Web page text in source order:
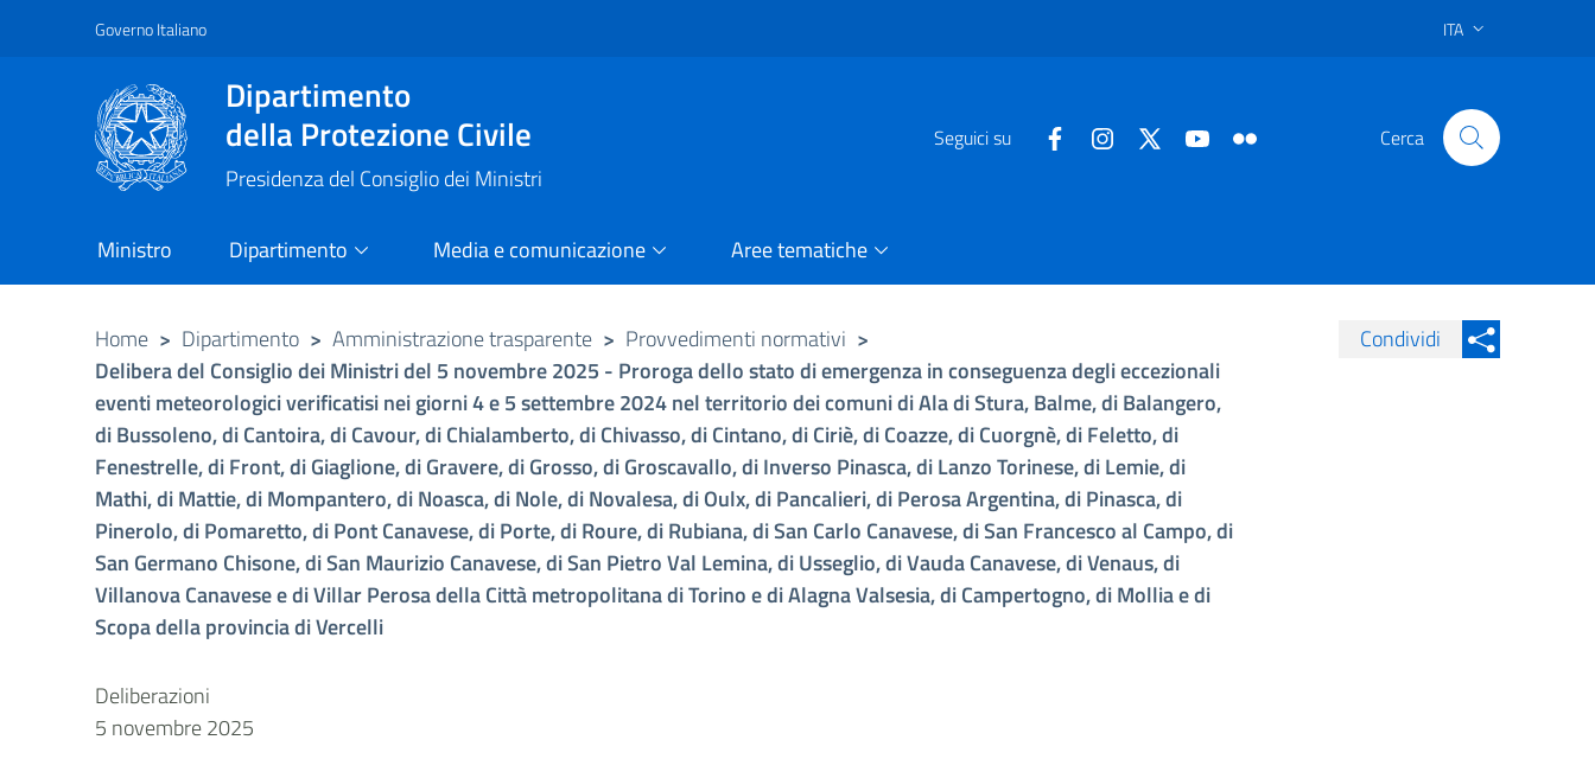
Vai al contenuto principale
Raggiungi il piè di pagina
Governo Italiano ITA
Dipartimento
della Protezione Civile
Presidenza del Consiglio dei Ministri
Seguici su Cerca
Ministro Dipartimento Media e comunicazione Aree tematiche
Home > Dipartimento > Amministrazione trasparente > Provvedimenti normativi >
Delibera del Consiglio dei Ministri del 5 novembre 2025 - Proroga dello stato di emergenza in conseguenza degli eccezionali
eventi meteorologici verificatisi nei giorni 4 e 5 settembre 2024 nel territorio dei comuni di Ala di Stura, Balme, di Balangero,
di Bussoleno, di Cantoira, di Cavour, di Chialamberto, di Chivasso, di Cintano, di Ciriè, di Coazze, di Cuorgnè, di Feletto, di
Fenestrelle, di Front, di Giaglione, di Gravere, di Grosso, di Groscavallo, di Inverso Pinasca, di Lanzo Torinese, di Lemie, di
Mathi, di Mattie, di Mompantero, di Noasca, di Nole, di Novalesa, di Oulx, di Pancalieri, di Perosa Argentina, di Pinasca, di
Pinerolo, di Pomaretto, di Pont Canavese, di Porte, di Roure, di Rubiana, di San Carlo Canavese, di San Francesco al Campo, di
San Germano Chisone, di San Maurizio Canavese, di San Pietro Val Lemina, di Usseglio, di Vauda Canavese, di Venaus, di
Villanova Canavese e di Villar Perosa della Città metropolitana di Torino e di Alagna Valsesia, di Campertogno, di Mollia e di
Scopa della provincia di Vercelli
Condividi
Deliberazioni
5 novembre 2025